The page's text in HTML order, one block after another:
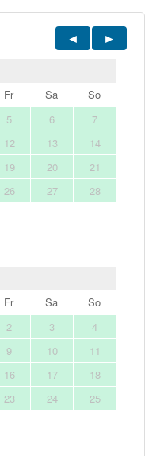
Fr Sa
So
5 6
7
12 13
14
19 20
21
26 27
28
Fr Sa
So
2 3
4
9 10
11
16 17
18
23 24
25